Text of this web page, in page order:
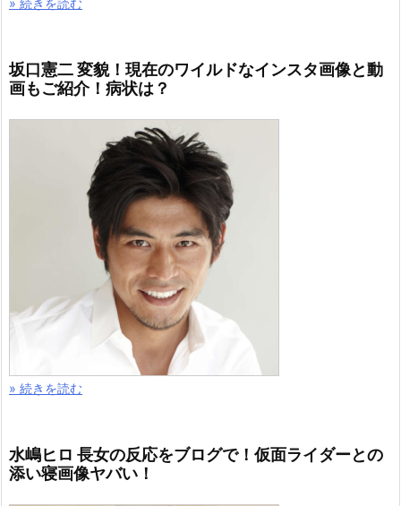
» 続きを読む
坂口憲二 変貌！現在のワイルドなインスタ画像と動
画もご紹介！病状は？
» 続きを読む
水嶋ヒロ 長女の反応をブログで！仮面ライダーとの
添い寝画像ヤバい！